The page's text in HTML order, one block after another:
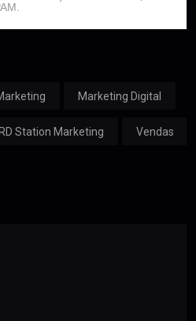
Marketing Digital
RD Station Marketing Vendas